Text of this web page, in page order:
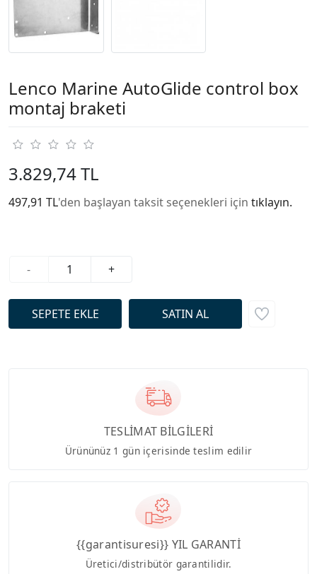
Lenco Marine AutoGlide control box
montaj braketi
3.829,74 TL
497,91 TL'den başlayan taksit seçenekleri için tıklayın.
- +
TESLİMAT BİLGİLERİ
Ürününüz 1 gün içerisinde teslim edilir
{{garantisuresi}} YIL GARANTİ
Üretici/distribütör garantilidir.